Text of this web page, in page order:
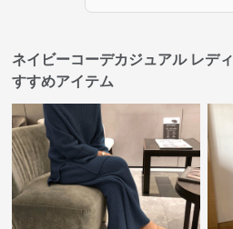
ネイビーコーデカジュアル レデ
すすめアイテム